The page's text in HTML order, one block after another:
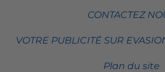
CONTACTEZ
VOTRE PUBLICITÉ SUR
Plan du site